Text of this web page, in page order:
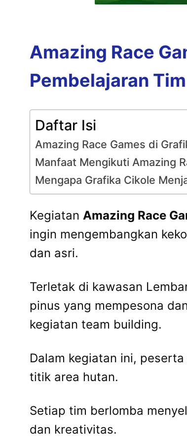
Amazing Race
Pembelajaran Tim
Daftar Isi
Amazing Race Games di
Manfaat Mengikuti Amazing
Mengapa Grafika Cikole
Kegiatan Amazing Race
ingin mengembangkan
dan asri.
Terletak di kawasan
pinus yang mempesona
kegiatan team building.
Dalam kegiatan ini,
titik area hutan.
Setiap tim berlomba
dan kreativitas.